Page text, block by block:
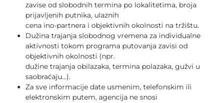
zavise od slobodnih termina po lokalitetima, broja
prijavljenih putnika, ulaznih
cena ino-partnera i objektivnih okolnosti na tržištu.
Dužina trajanja slobodnog vremena za individualne
aktivnosti tokom programa putovanja zavisi od
objektivnih okolnosti (npr.
dužine trajanja obilazaka, termina polazaka, gužvi u
saobraćaju...).
Za sve informacije date usmenim, telefonskim ili
elektronskim putem, agencija ne snosi